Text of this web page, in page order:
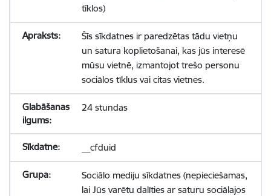
tīklos)
Šīs sīkdatnes ir paredzētas tādu vietņu
un satura koplietošanai, kas jūs interesē
mūsu vietnē, izmantojot trešo personu
sociālos tīklus vai citas vietnes.
24 stundas
__cfduid
Sociālo mediju sīkdatnes (nepieciešamas,
lai Jūs varētu dalīties ar saturu sociālajos